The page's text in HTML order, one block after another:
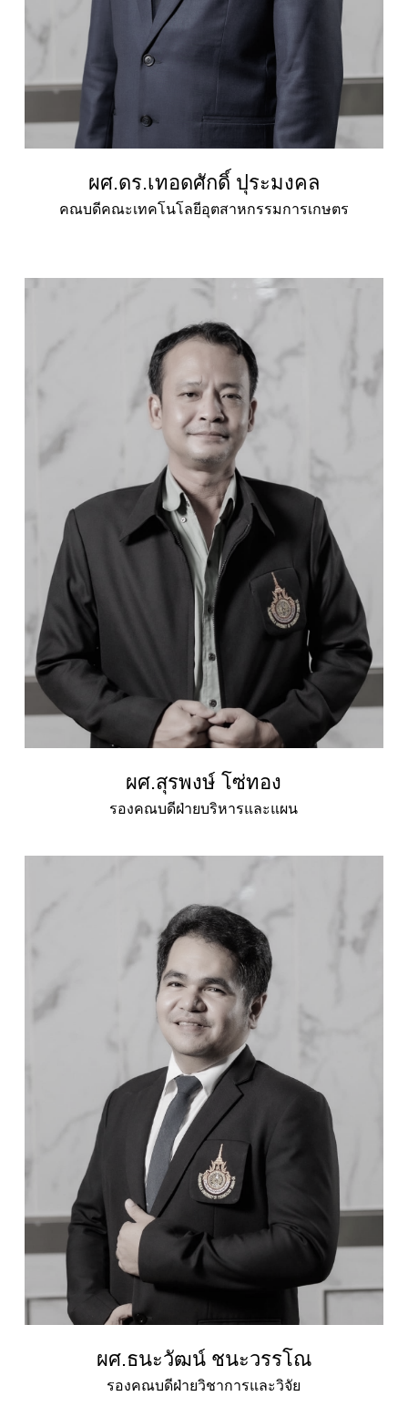
ผศ.ดร.เทอดศักดิ์ ปุระมงคล
คณบดีคณะเทคโนโลยีอุตสาหกรรมการเกษตร
ผศ.สุรพงษ์ โซ่ทอง
รองคณบดีฝ่ายบริหารและแผน
ผศ.ธนะวัฒน์ ชนะวรรโณ
รองคณบดีฝ่ายวิชาการและวิจัย